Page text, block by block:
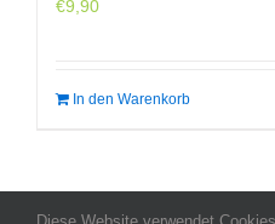
€9,90
In den Warenkorb